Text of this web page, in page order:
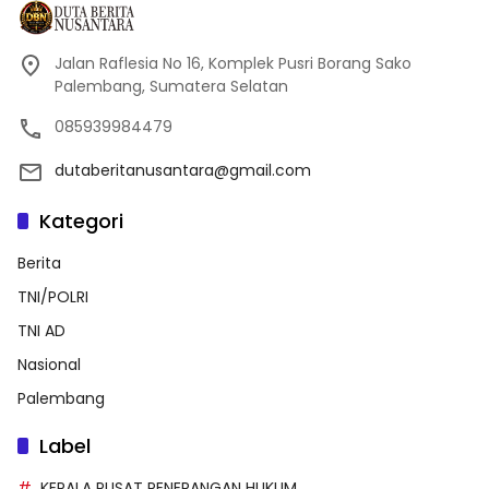
Jalan Raflesia No 16, Komplek Pusri Borang Sako
Palembang, Sumatera Selatan
085939984479
dutaberitanusantara@gmail.com
Kategori
Berita
TNI/POLRI
TNI AD
Nasional
Palembang
Label